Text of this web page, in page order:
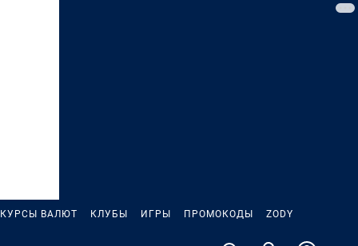
КУРСЫ ВАЛЮТ КЛУБЫ ИГРЫ ПРОМОКОДЫ ZODY